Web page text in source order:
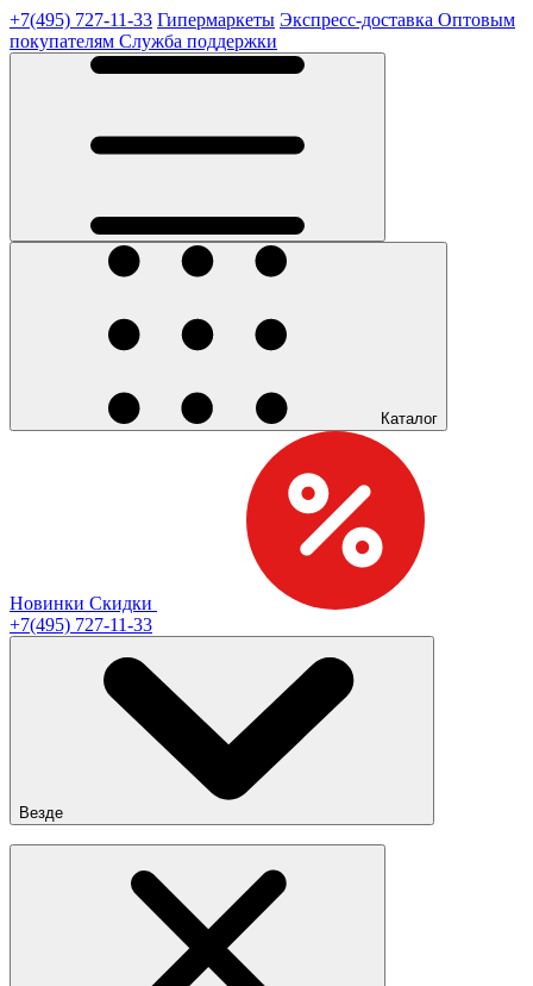
+7(495) 727-11-33 Гипермаркеты Экспресс-доставка Оптовым
покупателям Служба поддержки
Каталог
Новинки Скидки
+7(495) 727-11-33
Везде